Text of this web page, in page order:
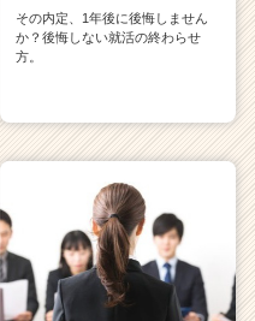
その内定、1年後に後悔しません
か？後悔しない就活の終わらせ
方。